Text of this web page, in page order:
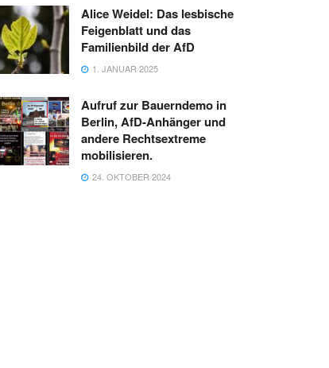
Alice Weidel: Das lesbische
Feigenblatt und das
Familienbild der AfD
1. JANUAR 2025
Aufruf zur Bauerndemo in
Berlin, AfD-Anhänger und
andere Rechtsextreme
mobilisieren.
24. OKTOBER 2024